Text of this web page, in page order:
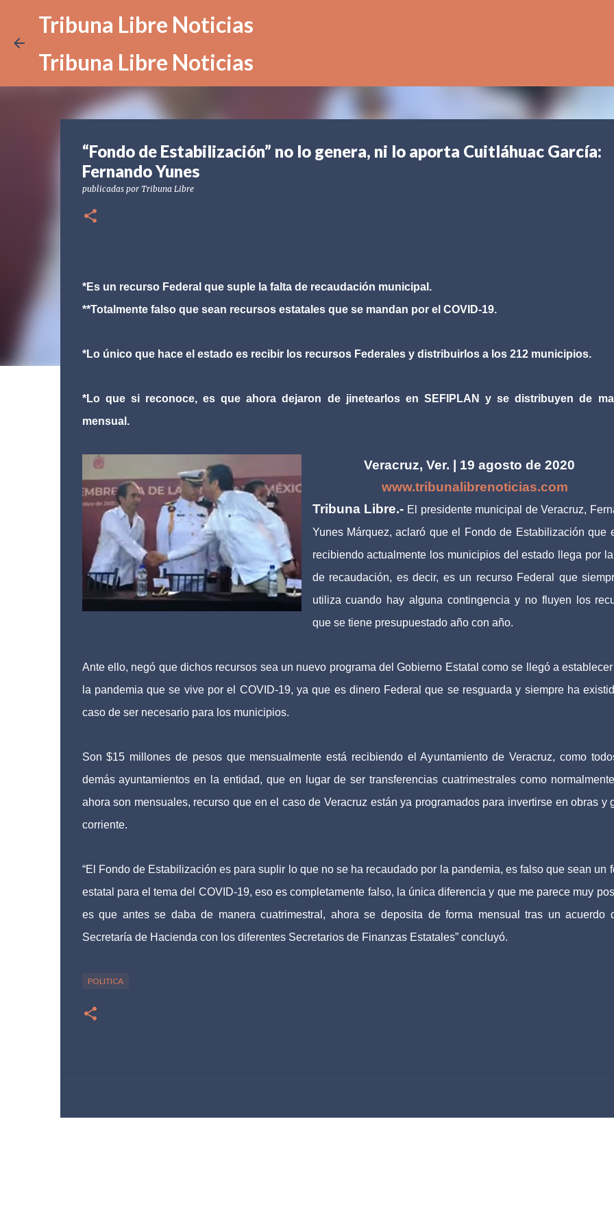
Tribuna Libre Noticias
Tribuna Libre Noticias
“Fondo de Estabilización” no lo genera, ni lo aporta Cuitláhuac García:
Fernando Yunes
publicadas por Tribuna Libre
*Es un recurso Federal que suple la falta de recaudación municipal.
**Totalmente falso que sean recursos estatales que se mandan por el COVID-19.
*Lo único que hace el estado es recibir los recursos Federales y distribuirlos a los 212 municipios.
*Lo que si reconoce, es que ahora dejaron de jinetearlos en SEFIPLAN y se distribuyen de
mensual.
Veracruz, Ver. | 19 agosto de 2020
www.tribunalibrenoticias.com
Tribuna Libre.- El presidente municipal de Veracruz,
Yunes Márquez, aclaró que el Fondo de Estabilización que
recibiendo actualmente los municipios del estado llega por
de recaudación, es decir, es un recurso Federal que
utiliza cuando hay alguna contingencia y no fluyen los
que se tiene presupuestado año con año.
Ante ello, negó que dichos recursos sea un nuevo programa del Gobierno Estatal como se llegó a
la pandemia que se vive por el COVID-19, ya que es dinero Federal que se resguarda y siempre ha
caso de ser necesario para los municipios.
Son $15 millones de pesos que mensualmente está recibiendo el Ayuntamiento de Veracruz, como
demás ayuntamientos en la entidad, que en lugar de ser transferencias cuatrimestrales como
ahora son mensuales, recurso que en el caso de Veracruz están ya programados para invertirse en obras y
corriente.
“El Fondo de Estabilización es para suplir lo que no se ha recaudado por la pandemia, es falso que sean un
estatal para el tema del COVID-19, eso es completamente falso, la única diferencia y que me parece muy
es que antes se daba de manera cuatrimestral, ahora se deposita de forma mensual tras un acuerdo
Secretaría de Hacienda con los diferentes Secretarios de Finanzas Estatales” concluyó.
POLITICA